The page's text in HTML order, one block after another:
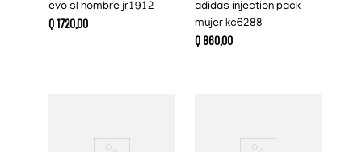
evo sl hombre jr1912
Q1720.00
adidas injection pack
mujer kc6288
Q860.00